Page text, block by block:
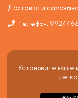
Доставка и
Телефон:
Установите